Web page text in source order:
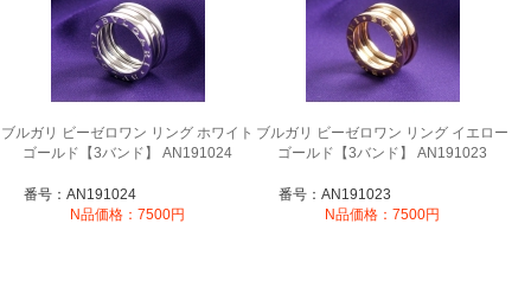
ブルガリ ビーゼロワン リング ホワイト
ゴールド【3バンド】 AN191024
番号：AN191024
N品価格：7500円
ブルガリ ビーゼロワン リング イエロー
ゴールド【3バンド】 AN191023
番号：AN191023
N品価格：7500円